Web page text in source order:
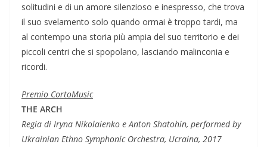
solitudini e di un amore silenzioso e inespresso, che trova
il suo svelamento solo quando ormai è troppo tardi, ma
al contempo una storia più ampia del suo territorio e dei
piccoli centri che si spopolano, lasciando malinconia e
ricordi.
Premio CortoMusic
THE ARCH
Regia di Iryna Nikolaienko e Anton Shatohin, performed by
Ukrainian Ethno Symphonic Orchestra, Ucraina, 2017